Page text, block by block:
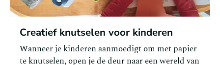
Creatief knutselen voor kinderen
Wanneer je kinderen aanmoedigt om met papier
te knutselen, open je de deur naar een wereld van